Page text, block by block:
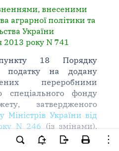
внесеними
аграрної політики та
України
2013 року N 741
18 Порядку
податку на додану
переробними
спеціального фонду
затвердженого
Міністрів України від
N 246 (із змінами),
комісії з питань